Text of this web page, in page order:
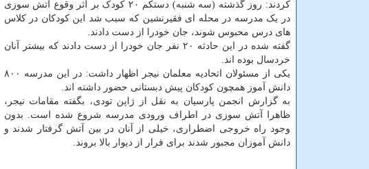
کردند: روز گذشته (سه شنبه) دستکم ۲۰ کودک بر اثر وقوع آتش سوزی
در یک مدرسه در محله ای فقیرنشین که سبب شد این کودکان در کلاس
های درس محبوس شوند، جان خودرا از دست دادند.
گفته شده در این حادثه ۲۰ نفر جان خودرا از دست دادند که بیشتر آنان
خردسال بوده اند.
یکی از مسئولان اتحادیه معلمان نیجر اظهار داشت: در این مدرسه ۸۰۰
دانش آموز همچون کودکان پیش دبستانی حضور داشته اند.
به گزارش انجمن پارسیان به نقل از ژاپن تودی، بگفته مقامات نیجر،
ظاهرا آتش سوزی در اطراف ورودی مدرسه شروع شده است. بدون
وجود راه خروجی اضطراری، خیلی از آنان در بین آتش گرفتار شدند و
دانش آموزان مجبور شدند برای فرار از دیوار بالا بروند.